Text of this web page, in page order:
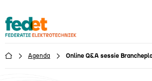
 Agenda Online Q&A sessie